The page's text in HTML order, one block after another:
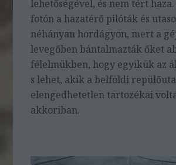
lehetőségével, és nem tért
fotón a hazatérő pilóták és
néhányan hordágyon, mert a
levegőben bántalmazták őket
félelmükben, hogy egyikük az
s lehet, akik a belföldi
elengedhetetlen tartozékai
akkoriban.